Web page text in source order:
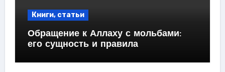
Книги, статьи
Обращение к Аллаху с мольбами:
его сущность и правила